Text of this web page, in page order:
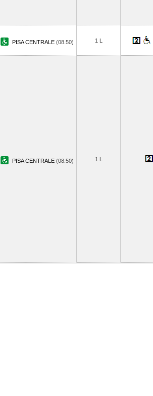
PISA CENTRALE (08.50) 1 L
PISA CENTRALE (08.50) 1 L